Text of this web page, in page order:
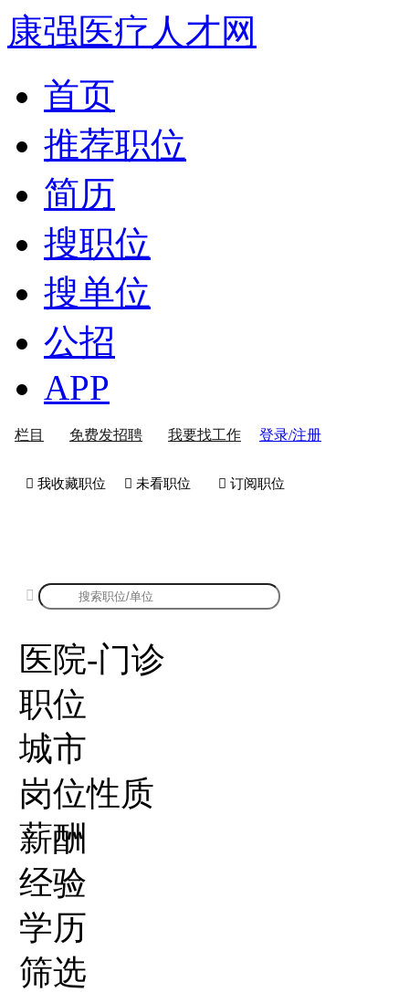
康强医疗人才网
首页
推荐职位
简历
搜职位
搜单位
公招
APP
栏目 免费发招聘 我要找工作 登录/注册
 我收藏职位  未看职位  订阅职位

医院-门诊
职位
城市
岗位性质
薪酬
经验
学历
筛选